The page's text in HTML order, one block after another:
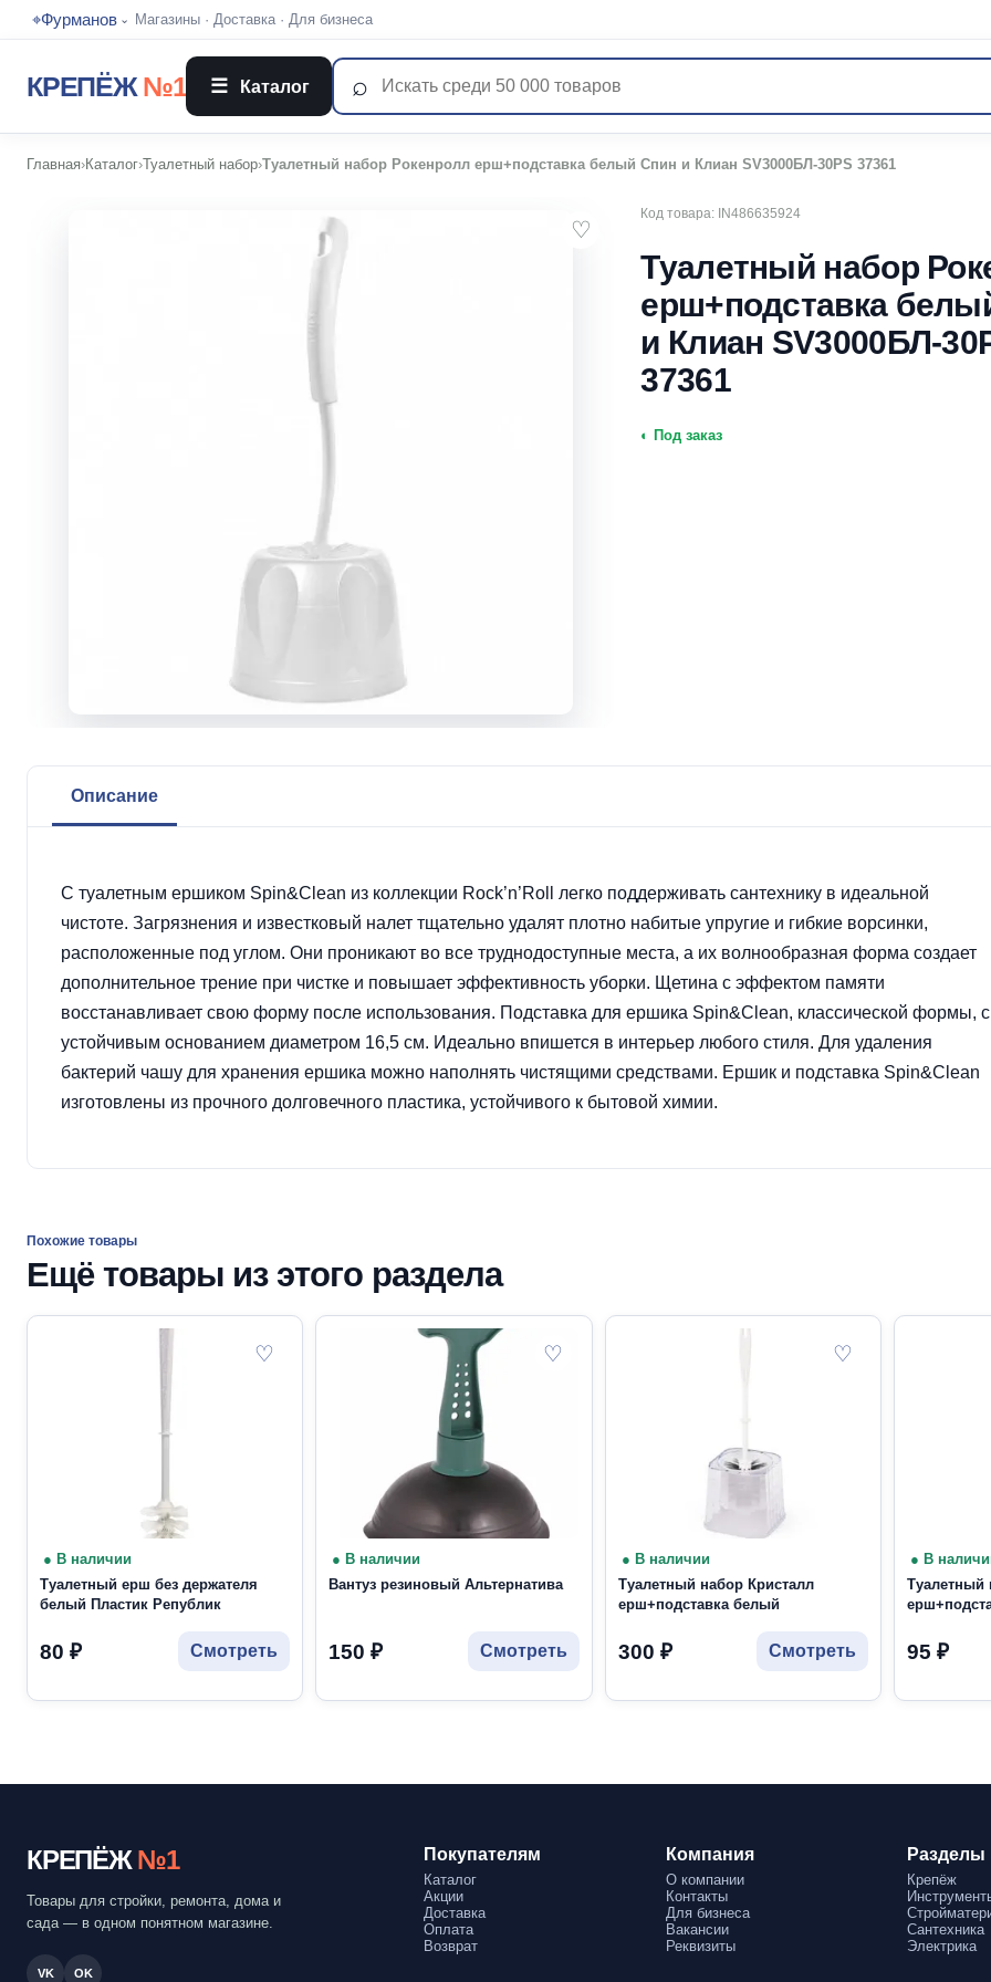
⌖Фурманов ⌄ Магазины · Доставка· Для бизнеса
КРЕПЁЖ №1 ☰ Каталог ⌕
Главная›Каталог›Туалетный набор›Туалетный набор Рокенролл ерш+подставка белый Спин и Клиан SV3000БЛ-30PS 37361
♡
Код товара: IN486635924
Туалетный набор
ерш+подставка
и Клиан SV3000БЛ-
37361
◐ Под заказ
Описание
С туалетным ершиком Spin&Clean из коллекции Rock’n’Roll легко поддерживать сантехнику в идеальной
чистоте. Загрязнения и известковый налет тщательно удалят плотно набитые упругие и гибкие ворсинки,
расположенные под углом. Они проникают во все труднодоступные места, а их волнообразная форма создает
дополнительное трение при чистке и повышает эффективность уборки. Щетина с эффектом памяти
восстанавливает свою форму после использования. Подставка для ершика Spin&Clean, классической формы, с
устойчивым основанием диаметром 16,5 см. Идеально впишется в интерьер любого стиля. Для удаления
бактерий чашу для хранения ершика можно наполнять чистящими средствами. Ершик и подставка Spin&Clean
изготовлены из прочного долговечного пластика, устойчивого к бытовой химии.
Похожие товары
Ещё товары из этого раздела
♡
● В наличии
Туалетный ерш без держателя
белый Пластик Републик
80 ₽ Смотреть
♡
● В наличии
Вантуз резиновый Альтернатива
150₽ Смотреть
♡
● В наличии
Туалетный набор Кристалл
ерш+подставка белый
300 ₽ Смотреть
● В
Туалетный
95₽
КРЕПЁЖ №1
Товары для стройки, ремонта, дома и
сада — в одном понятном магазине.
VK OK
Покупателям
Каталог
Акции
Доставка
Оплата
Возврат
Компания
О компании
Контакты
Для бизнеса
Вакансии
Реквизиты
Разделы
Крепёж
Сантехника
Электрика